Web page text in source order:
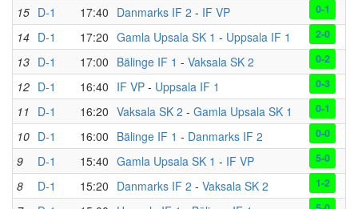
15 D-1 17:40 Danmarks IF 2 - IF VP 0-1
14 D-1 17:20 Gamla Upsala SK 1 - Uppsala IF 1 2-0
13 D-1 17:00 Bälinge IF 1 - Vaksala SK 2 0-2
12 D-1 16:40 IF VP - Uppsala IF 1 0-3
11 D-1 16:20 Vaksala SK 2 - Gamla Upsala SK 1 0-1
10 D-1 16:00 Bälinge IF 1 - Danmarks IF 2 0-0
9 D-1 15:40 Gamla Upsala SK 1 - IF VP 5-0
8 D-1 15:20 Danmarks IF 2 - Vaksala SK 2 1-2